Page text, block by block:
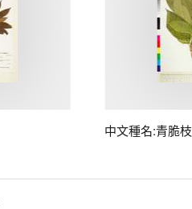
中文種名:青脆枝